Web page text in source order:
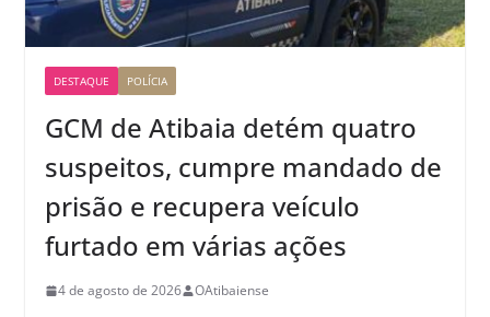
DESTAQUE POLÍCIA
GCM de Atibaia detém quatro
suspeitos, cumpre mandado de
prisão e recupera veículo
furtado em várias ações
4 de agosto de 2026 OAtibaiense